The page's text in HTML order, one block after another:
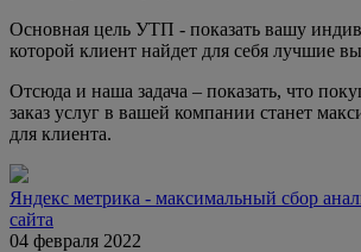
Основная цель УТП - показать вашу
которой клиент найдет для себя лучшие
Отсюда и наша задача – показать, что
заказ услуг в вашей компании станет
для клиента.
Яндекс метрика - максимальный сбор
сайта
04 февраля 2022